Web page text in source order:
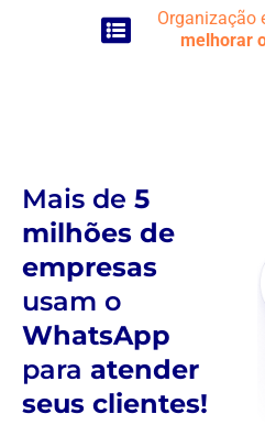
Organização
melhorar
Mais de 5
milhões de
empresas
usam o
WhatsApp
para atender
seus clientes!